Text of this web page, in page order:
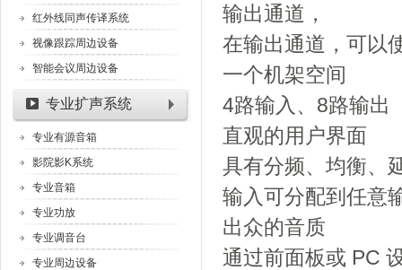
红外线同声传译系统
视像跟踪周边设备
智能会议周边设备
专业扩声系统
专业有源音箱
影院影K系统
专业音箱
专业功放
专业调音台
专业周边设备
输出通道，
在输出通道，可以
一个机架空间
4路输入、8路输出
直观的用户界面
具有分频、均衡、
输入可分配到任意
出众的音质
通过前面板或 PC